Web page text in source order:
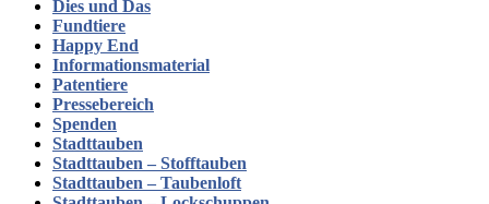
Dies und Das
Fundtiere
Happy End
Informationsmaterial
Patentiere
Pressebereich
Spenden
Stadttauben
Stadttauben – Stofftauben
Stadttauben – Taubenloft